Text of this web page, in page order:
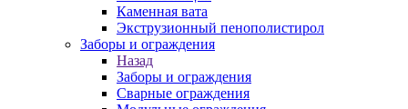
Каменная вата
Экструзионный пенополистирол
Заборы и ограждения
Назад
Заборы и ограждения
Сварные ограждения